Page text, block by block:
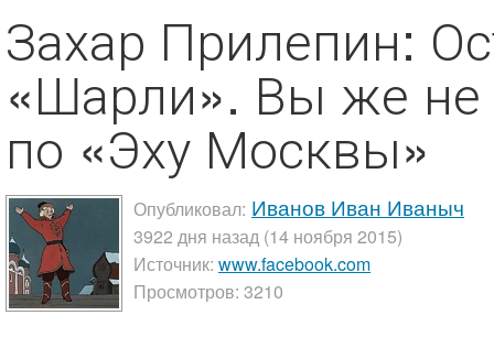
Захар Прилепин:
«Шарли». Вы же не
по «Эху Москвы»
Опубликовал: Иванов Иван Иваныч
3922 дня назад (14 ноября 2015)
Источник: www.facebook.com
Просмотров: 3210